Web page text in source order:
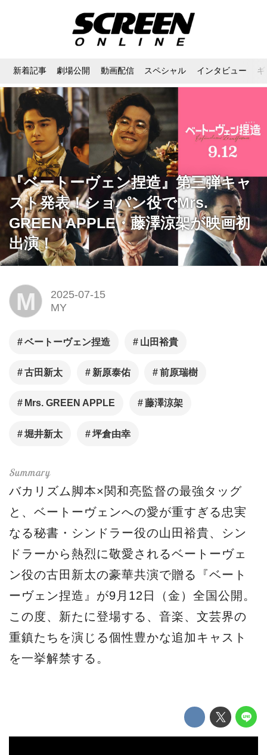
新着記事 劇場公開 動画配信 スペシャル インタビュー
『ベートーヴェン捏造』第三弾キャ
スト発表！ショパン役でMrs.
GREEN APPLE・藤澤涼架が映画初
出演！
M
2025-07-15
MY
ベートーヴェン捏造 ⼭⽥裕貴
古⽥新太 新原泰佑 前原瑞樹
Mrs. GREEN APPLE 藤澤涼架
堀井新太 坪倉由幸
バカリズム脚本×関和亮監督の最強タッグ
と、ベートーヴェンへの愛が重すぎる忠実
なる秘書・シンドラー役の⼭⽥裕貴、シン
ドラーから熱烈に敬愛されるベートーヴェ
ン役の古⽥新太の豪華共演で贈る『ベート
ーヴェン捏造』が9月12日（金）全国公開。
この度、新たに登場する、⾳楽、⽂芸界の
重鎮たちを演じる個性豊かな追加キャスト
を⼀挙解禁する。